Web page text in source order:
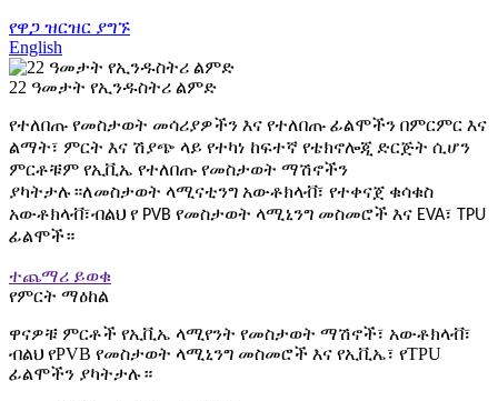
የዋጋ ዝርዝር ያግኙ
English
22 ዓመታት የኢንዱስትሪ ልምድ
የተለበጡ የመስታወት መሳሪያዎችን እና የተለበጡ ፊልሞችን በምርምር እና
ልማት፣ ምርት እና ሽያጭ ላይ የተካነ ከፍተኛ የቴክኖሎጂ ድርጅት ሲሆን
ምርቶቹም የኢቪኤ የተለበጡ የመስታወት ማሽኖችን
ያካትታሉ።ለመስታወት ላሚናቲንግ አውቶክላቭ፣ የተቀናጀ ቁሳቁስ
አውቶክላቭ፣ብልህ የ PVB የመስታወት ላሚኒንግ መስመሮች እና EVA፣ TPU
ፊልሞች።
ተጨማሪ ይወቁ
የምርት ማዕከል
ዋናዎቹ ምርቶች የኢቪኤ ላሚየንት የመስታወት ማሽኖች፣ አውቶክላቭ፣
ብልህ የPVB የመስታወት ላሚኒንግ መስመሮች እና የኢቪኤ፣ የTPU
ፊልሞችን ያካትታሉ።